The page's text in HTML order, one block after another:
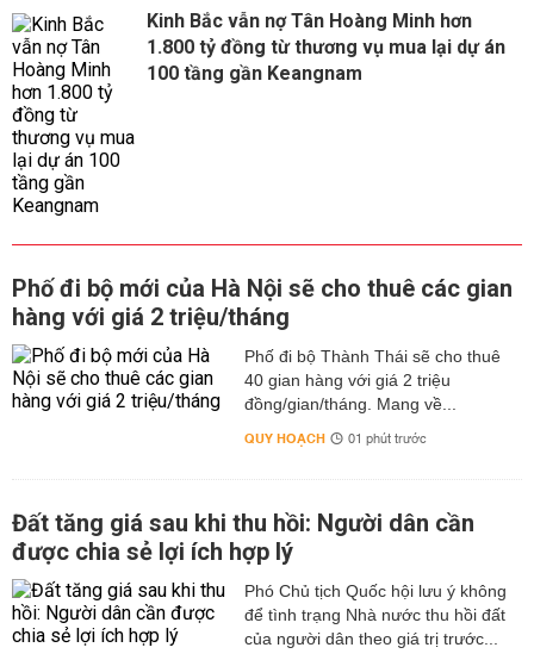
Kinh Bắc vẫn nợ Tân Hoàng Minh hơn
1.800 tỷ đồng từ thương vụ mua lại dự án
100 tầng gần Keangnam
Phố đi bộ mới của Hà Nội sẽ cho thuê các gian
hàng với giá 2 triệu/tháng
Phố đi bộ Thành Thái sẽ cho thuê
40 gian hàng với giá 2 triệu
đồng/gian/tháng. Mang về...
QUY HOẠCH 01 phút trước
Đất tăng giá sau khi thu hồi: Người dân cần
được chia sẻ lợi ích hợp lý
Phó Chủ tịch Quốc hội lưu ý không
để tình trạng Nhà nước thu hồi đất
của người dân theo giá trị trước...